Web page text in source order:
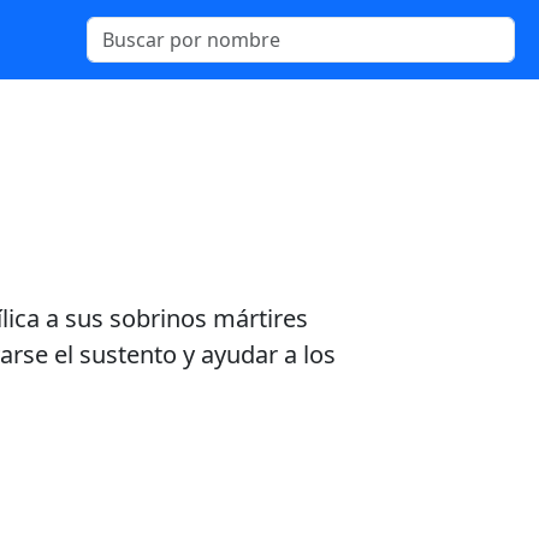
a sus sobrinos mártires
el sustento y ayudar a los